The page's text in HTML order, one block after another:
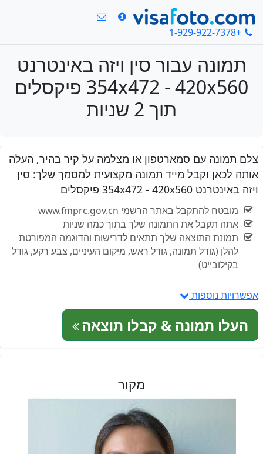
+1-929-922-7378
תמונה עבור סין ויזה באינטרנט
354x472 - 420x560 פיקסלים
תוך 2 שניות
צלם תמונה עם סמארטפון או מצלמה על קיר בהיר, העלה
אותה לכאן וקבל מייד תמונה מקצועית למסמך שלך: סין
ויזה באינטרנט 354x472 - 420x560 פיקסלים
מובטח להתקבל באתר הרשמי www.fmprc.gov.cn
אתה תקבל את התמונה שלך בתוך כמה שניות
תמונת התוצאה שלך תתאים לדרישות והדוגמה המפורטת
להלן (גודל תמונה, גודל ראש, מיקום העיניים, צבע רקע, גודל
בקילובייט)
אפשרויות נוספות
העלו תמונה & קבלו תוצאה
מקור